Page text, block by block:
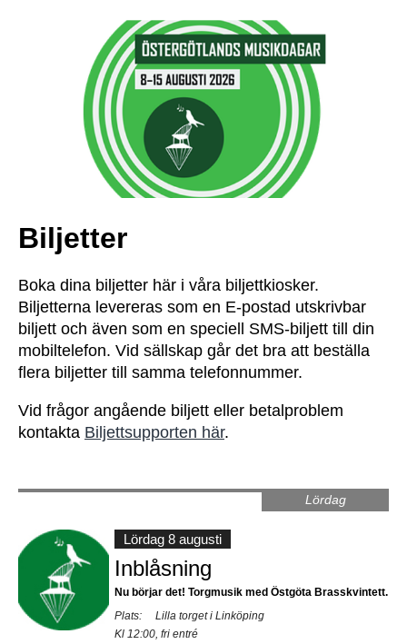
Biljetter
Boka dina biljetter här i våra biljettkiosker.
Biljetterna levereras som en E-postad utskrivbar
biljett och även som en speciell SMS-biljett till din
mobiltelefon. Vid sällskap går det bra att beställa
flera biljetter till samma telefonnummer.
Vid frågor angående biljett eller betalproblem
kontakta Biljettsupporten här.
Lördag
Lördag 8 augusti
Inblåsning
Nu börjar det! Torgmusik med Östgöta Brasskvintett.
Plats:
Lilla torget i Linköping
Kl 12:00, fri entré